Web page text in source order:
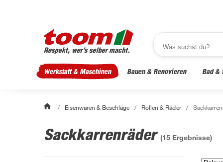
Werkstatt & Maschinen Bauen & Renovieren Bad &
/ Eisenwaren & Beschläge / Rollen & Räder /
Sackkarrenräder (15 Ergebnisse)